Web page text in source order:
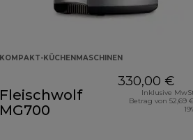
KOMPAKT-KÜCHENMASCHINEN
Fleischwolf
MG700
330,00 €
Inklusive
Betrag von 52,69